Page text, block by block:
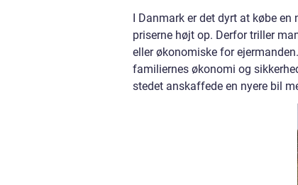
I Danmark er det dyrt at købe
priserne højt op. Derfor triller
eller økonomiske for
familiernes økonomi og
stedet anskaffede en nyere bil